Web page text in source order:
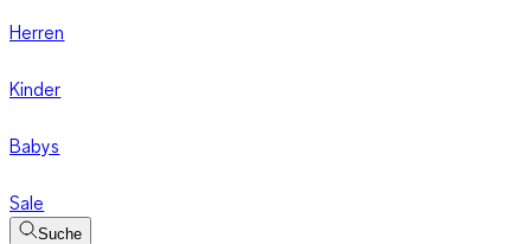
Herren
Kinder
Babys
Sale
Suche